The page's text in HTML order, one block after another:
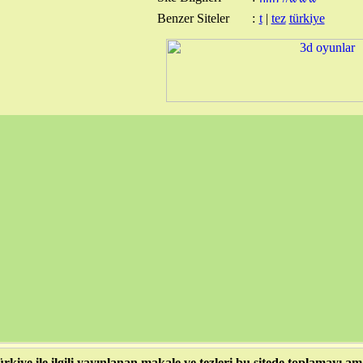
Benzer Siteler
: t| tez türkiye